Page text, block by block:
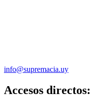
info@supremacia.uy
Accesos directos: